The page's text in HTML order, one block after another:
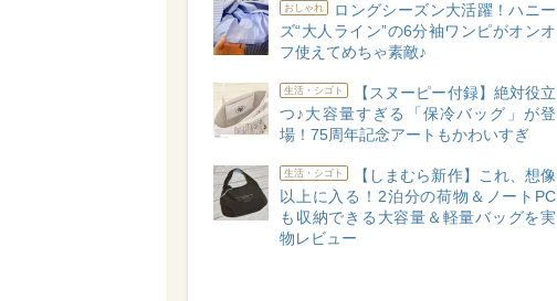
おしゃれ
ロングシーズン大活躍！ハニー
ズ“大人ライン”の6分袖ワンピがオンオ
フ使えてめちゃ素敵♪
生活・シゴト
【スヌーピー付録】絶対役立
つ♪大容量すぎる「保冷バッグ」が登
場！75周年記念アートもかわいすぎ
生活・シゴト
【しまむら新作】これ、想像
以上に入る！2泊分の荷物＆ノートPC
も収納できる大容量＆軽量バッグを実
物レビュー